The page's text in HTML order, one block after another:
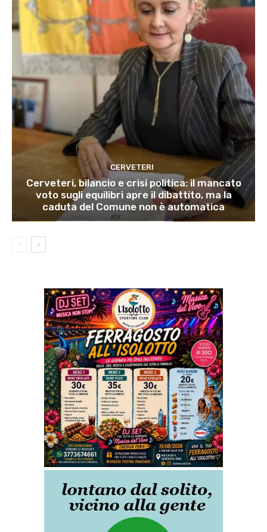
CERVETERI
Cerveteri, bilancio e crisi politica: il mancato
voto sugli equilibri apre il dibattito, ma la
caduta del Comune non è automatica